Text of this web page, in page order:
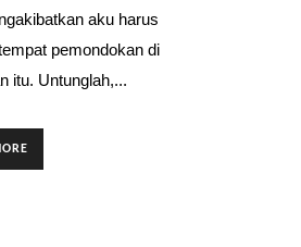
aku harus
pemondokan di
itu. Untunglah,...